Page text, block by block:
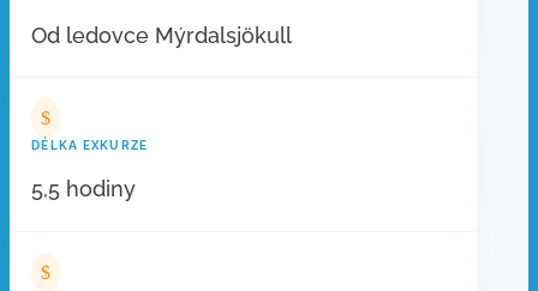
Od ledovce Mýrdalsjökull
$
DÉLKA EXKURZE
5,5 hodiny
$